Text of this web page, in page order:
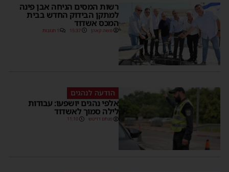
רשות המסים הניחה אבן פינה
למתקן הבידוק החדש בבית
המכס אשדוד
משה קאהן 15:37 1 תגובות
הודעה לנהגים
אלפי נהגים יושפעו: עבודות
לילה סמוך לאשדוד
מנחם דויטש 11:10